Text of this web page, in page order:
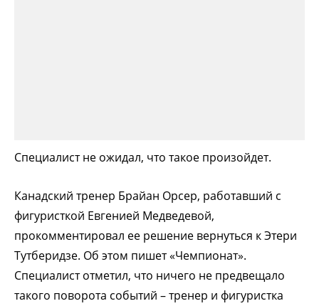
Специалист не ожидал, что такое произойдет.
Канадский тренер Брайан Орсер, работавший с
фигуристкой Евгенией Медведевой,
прокомментировал ее решение вернуться к Этери
Тутберидзе. Об этом пишет «Чемпионат».
Специалист отметил, что ничего не предвещало
такого поворота событий – тренер и фигуристка